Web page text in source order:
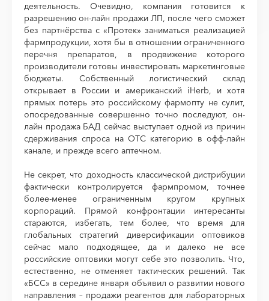
деятельность. Очевидно, компания готовится к
разрешению он-лайн продажи ЛП, после чего сможет
без партнёрства с «Протек» заниматься реализацией
фармпродукции, хотя бы в отношении ограниченного
перечня препаратов, в продвижение которого
производители готовы инвестировать маркетинговые
бюджеты. Собственный логистический склад
открывает в России и американский iHerb, и хотя
прямых потерь это российскому фармопту не сулит,
опосредованные совершенно точно последуют, он-
лайн продажа БАД сейчас выступает одной из причин
сдерживания спроса на ОТС категорию в офф-лайн
канале, и прежде всего аптечном.
Не секрет, что доходность классической дистрибуции
фактически контролируется фармпромом, точнее
более-менее ограниченным кругом крупных
корпораций. Прямой конфронтации интересанты
стараются, избегать, тем более, что время для
глобальных стратегий диверсификации оптовиков
сейчас мало подходящее, да и далеко не все
российские оптовики могут себе это позволить. Что,
естественно, не отменяет тактических решений. Так
«БСС» в середине января объявил о развитии нового
направления – продажи реагентов для лабораторных